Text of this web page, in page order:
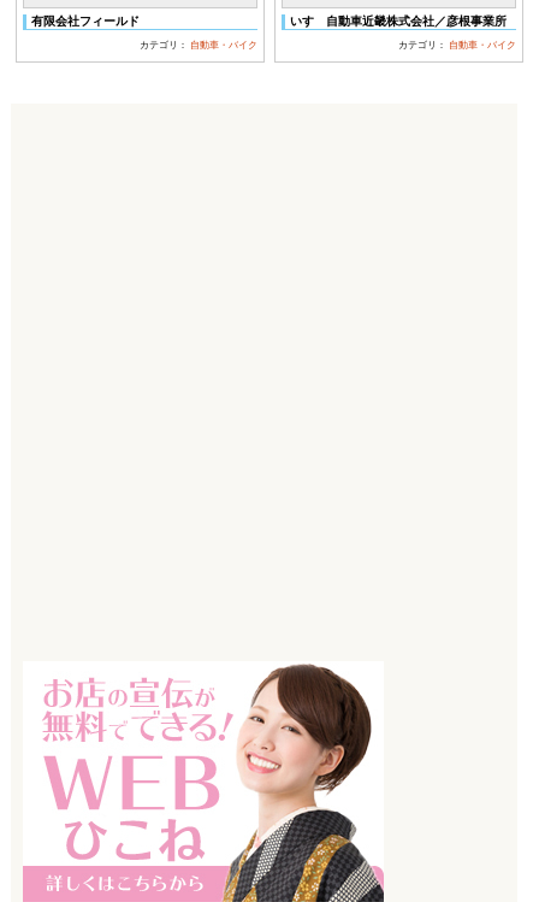
有限会社フィールド
カテゴリ： 自動車・バイク
いすゞ自動車近畿株式会社／彦根事業所
カテゴリ： 自動車・バイク